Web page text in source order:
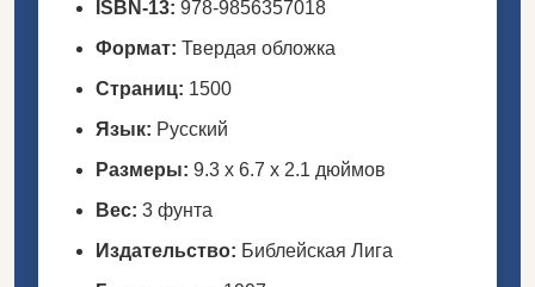
ISBN-13: 978-9856357018
Формат: Твердая обложка
Страниц: 1500
Язык: Русский
Размеры: 9.3 x 6.7 x 2.1 дюймов
Вес: 3 фунта
Издательство: Библейская Лига